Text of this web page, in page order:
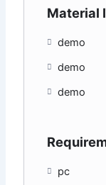
Material
demo
demo
demo
pc